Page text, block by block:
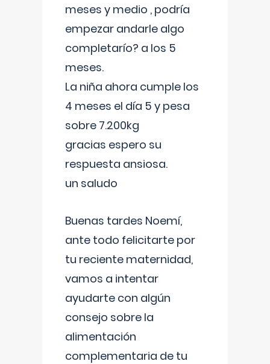
meses y medio , podría
empezar andarle algo
completarío? a los 5
meses.
La niña ahora cumple los
4 meses el día 5 y pesa
sobre 7.200kg
gracias espero su
respuesta ansiosa.
un saludo
Buenas tardes Noemí,
ante todo felicitarte por
tu reciente maternidad,
vamos a intentar
ayudarte con algún
consejo sobre la
alimentación
complementaria de tu